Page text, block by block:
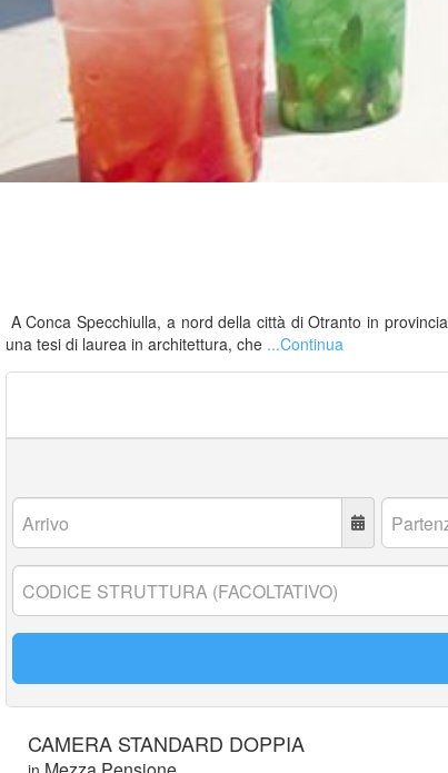
A Conca Specchiulla, a nord della città di Otranto in
una tesi di laurea in architettura, che ...Continua
Arrivo: Partenza:
Codice
struttura:
CAMERA STANDARD DOPPIA